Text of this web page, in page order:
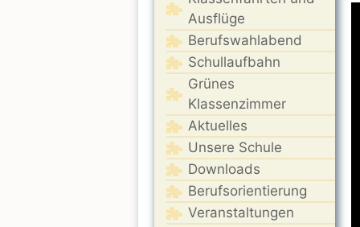
Ausflüge
Berufswahlabend
Schullaufbahn
Grünes
Klassenzimmer
Aktuelles
Unsere Schule
Downloads
Berufsorientierung
Veranstaltungen